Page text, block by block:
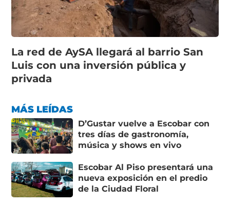
La red de AySA llegará al barrio San
Luis con una inversión pública y
privada
MÁS LEÍDAS
D’Gustar vuelve a Escobar con
tres días de gastronomía,
música y shows en vivo
Escobar Al Piso presentará una
nueva exposición en el predio
de la Ciudad Floral